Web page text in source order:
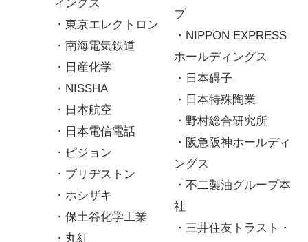
ィングス
・東京エレクトロン
・南海電気鉄道
・日産化学
・NISSHA
・日本航空
・日本電信電話
・ピジョン
・ブリヂストン
・ホシザキ
・保土谷化学工業
・丸紅
プ
・NIPPON EXPRESS
ホールディングス
・日本碍子
・日本特殊陶業
・野村総合研究所
・阪急阪神ホールディ
ングス
・不二製油グループ本
社
・三井住友トラスト・